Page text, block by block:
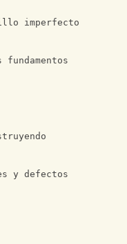
imperfecto
fundamentos
y defectos